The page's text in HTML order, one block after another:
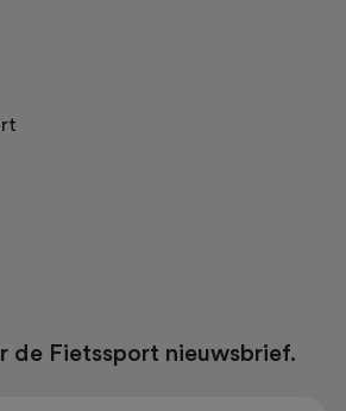
de Fietssport nieuwsbrief.